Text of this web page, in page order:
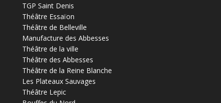
TGP Saint Denis
Théâtre Essaïon
Théâtre de Belleville
Manufacture des Abbesses
Théâtre de la ville
Théâtre des Abbesses
Théâtre de la Reine Blanche
Les Plateaux Sauvages
Théâtre Lepic